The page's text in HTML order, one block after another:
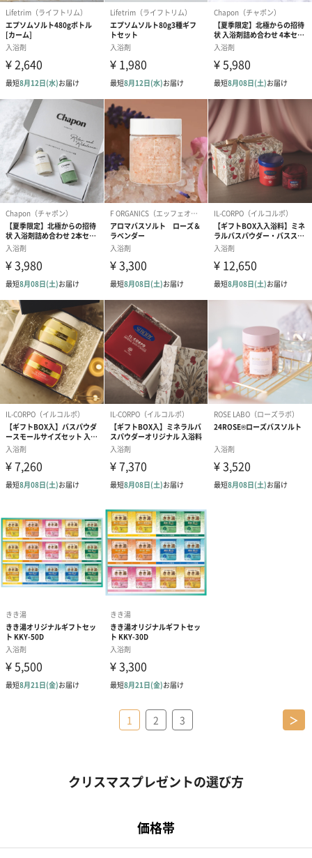
1 2 3 ＞
クリスマスプレゼントの選び方
クリスマスに人気のカテゴリーは何ですか？